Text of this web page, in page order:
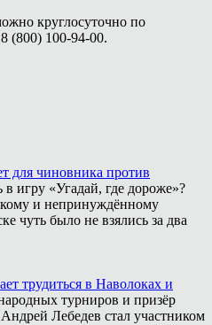
круглосуточно по
(800) 100-94-00.
для чиновника против
в игру «Угадай, где дороже»?
и непринуждённому
чуть было не взялись за два
трудиться в Наволоках и
турниров и призёр
Лебедев стал участником